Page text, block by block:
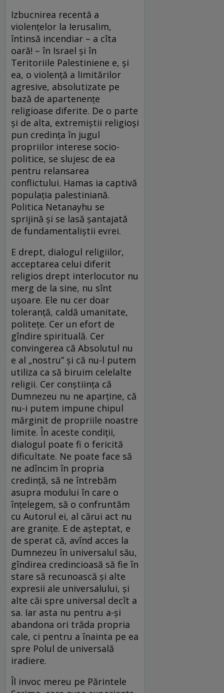
Izbucnirea recentă a
violenţelor la Ierusalim,
întinsă incendiar – a cîta
oară! – în Israel şi în
Teritoriile Palestiniene e, şi
ea, o violenţă a limitărilor
agresive, absolutizate pe
bază de apartenenţe
religioase diferite. De o parte
şi de alta, extremiştii religioşi
pun credinţa în jugul
propriilor interese socio-
politice, se slujesc de ea
pentru relansarea
conflictului. Hamas ia captivă
populaţia palestiniană.
Politica Netanayhu se
sprijină şi se lasă şantajată
de fundamentaliştii evrei.
E drept, dialogul religiilor,
acceptarea celui diferit
religios drept interlocutor nu
merg de la sine, nu sînt
uşoare. Ele nu cer doar
toleranţă, caldă umanitate,
politeţe. Cer un efort de
gîndire spirituală. Cer
convingerea că Absolutul nu
e al „nostru” şi că nu-l putem
utiliza ca să biruim celelalte
religii. Cer conştiinţa că
Dumnezeu nu ne aparţine, că
nu-i putem impune chipul
mărginit de propriile noastre
limite. În aceste condiţii,
dialogul poate fi o fericită
dificultate. Ne poate face să
ne adîncim în propria
credinţă, să ne întrebăm
asupra modului în care o
înţelegem, să o confruntăm
cu Autorul ei, al cărui act nu
are graniţe. E de aşteptat, e
de sperat că, avînd acces la
Dumnezeu în universalul său,
gîndirea credincioasă să fie în
stare să recunoască şi alte
expresii ale universalului, şi
alte căi spre universal decît a
sa. Iar asta nu pentru a-şi
abandona ori trăda propria
cale, ci pentru a înainta pe ea
spre Polul de universală
iradiere.
Îl invoc mereu pe Părintele